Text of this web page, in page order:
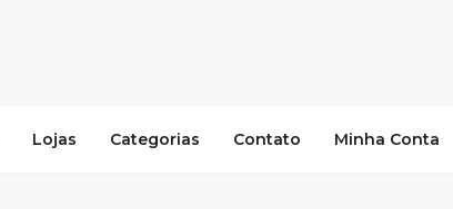
Lojas Categorias Contato Minha Conta